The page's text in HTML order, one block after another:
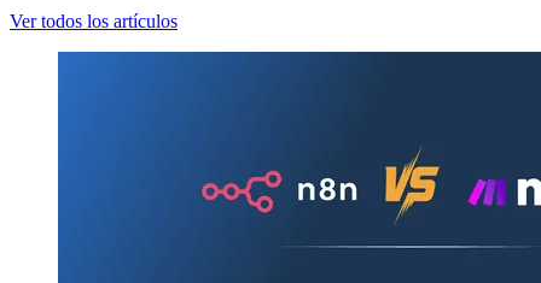
Ver todos los artículos